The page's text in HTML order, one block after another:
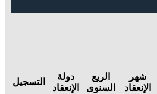
شهر
الإنعقاد
الربع
السنوى
دولة
الإنعقاد
التسجيل